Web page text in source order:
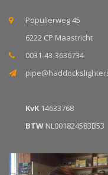
Populierweg 45
6222 CP Maastricht
0031-43-3636734
KvK 14633768
BTW NL001824583B53